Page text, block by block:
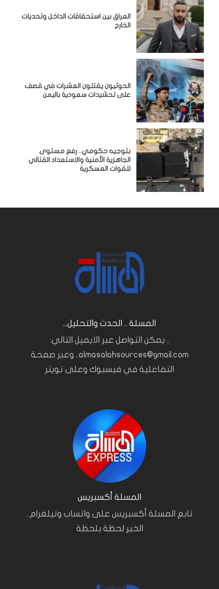
‏العراق بين استحقاقات الداخل وتحديات
الخارج
الحوثيون يقتلون العشرات في قصف
على تحشيدات سعودية باليمن
بتوجيه حكومي.. رفع مستوى
الجاهزية الأمنية والاستعداد القتالي
للقوات العسكرية
المسلة .. الحدث والتحليل...
.. يمكن التواصل عبر الايميل التالي:
almasalahsources@gmail.com.. وعبر صفحة
التفاعلية في فيسبوك وعلى تويتر
المسلة أكسبريس
تابع المسلة أكسبريس على واتساب وتيلغرام..
الخبر لحظة بلحظة